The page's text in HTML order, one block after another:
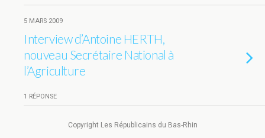
5 MARS 2009
Interview d’Antoine HERTH,
nouveau Secrétaire National à
l’Agriculture
1 RÉPONSE
Copyright Les Républicains du Bas-Rhin